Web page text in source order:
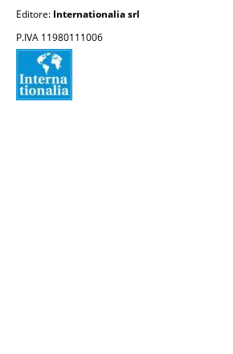
Editore: Internationalia srl
P.IVA 11980111006